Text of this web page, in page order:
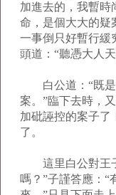
加進去的，我暫時
命，是個大大的疑
一事倒只好暫行緩
頭道：“聽憑大人
白公道：“既是
案。”臨下去時，
加砒誣控的案子了
了。
這里白公對王子
嗎？”子謹答應：“